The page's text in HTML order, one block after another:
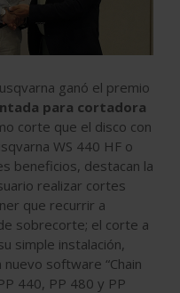
ganó el premio
para cortadora
corte que el disco con
WS 440 HF o
beneficios, destacan la
realizar cortes
que recurrir a
sobrecorte; el corte a
simple instalación,
software “Chain
440, PP 480 y PP